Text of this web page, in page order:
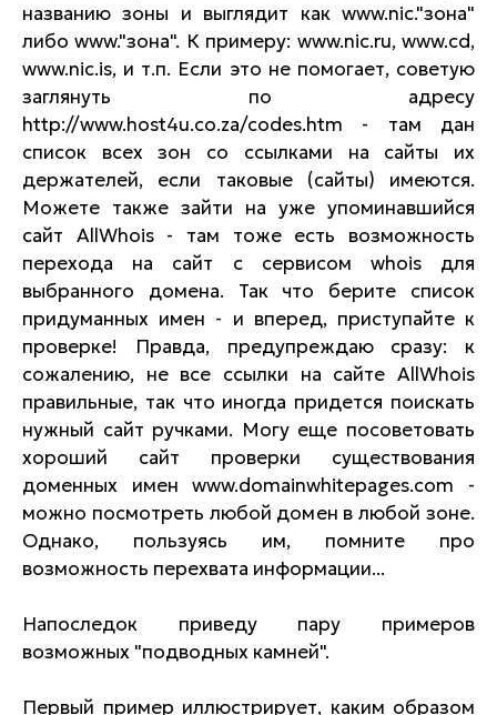
названию зоны и выглядит как www.nic."зона"
либо www."зона". К примеру: www.nic.ru, www.cd,
www.nic.is, и т.п. Если это не помогает, советую
заглянуть по адресу
http://www.host4u.co.za/codes.htm - там дан
список всех зон со ссылками на сайты их
держателей, если таковые (сайты) имеются.
Можете также зайти на уже упоминавшийся
сайт AllWhois - там тоже есть возможность
перехода на сайт с сервисом whois для
выбранного домена. Так что берите список
придуманных имен - и вперед, приступайте к
проверке! Правда, предупреждаю сразу: к
сожалению, не все ссылки на сайте AllWhois
правильные, так что иногда придется поискать
нужный сайт ручками. Могу еще посоветовать
хороший сайт проверки существования
доменных имен www.domainwhitepages.com -
можно посмотреть любой домен в любой зоне.
Однако, пользуясь им, помните про
возможность перехвата информации...
Напоследок приведу пару примеров
возможных "подводных камней".
Первый пример иллюстрирует, каким образом